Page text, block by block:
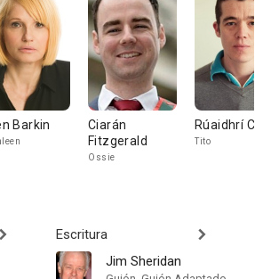
Barkin
Ciarán
Fitzgerald
Ossie
Rúaidhrí
Tito
Escritura
Jim Sheridan